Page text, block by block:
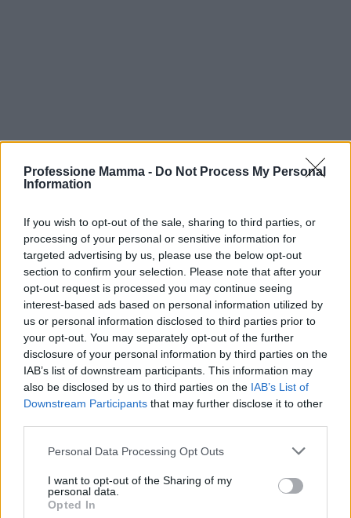
Professione Mamma - Do Not Process My Personal
Information
If you wish to opt-out of the sale, sharing to third parties, or
processing of your personal or sensitive information for
targeted advertising by us, please use the below opt-out
section to confirm your selection. Please note that after your
opt-out request is processed you may continue seeing
interest-based ads based on personal information utilized by
us or personal information disclosed to third parties prior to
your opt-out. You may separately opt-out of the further
disclosure of your personal information by third parties on the
IAB’s list of downstream participants. This information may
also be disclosed by us to third parties on the IAB’s List of
Downstream Participants that may further disclose it to other
Please note that this website/app uses one or more Google
not limited to your visit or usage behaviour. You may click to
grant or deny consent to Google and its third-party tags to
use your data for below specified purposes in below Google
Personal Data Processing Opt Outs
I want to opt-out of the Sharing of my
personal data.
Opted In
Eccezioni, segnali d’allarme e casi
particolari
Non tutti i contenuti sono verificabili nello stesso
modo: le testimonianze personali raccontano
esperienzenon necessariamente fatti generali. I
segnali d’allarme includono titoli iperbolici, assenza
difontiinviti a condividere in fretta e promesse di
rivelazioni “che nessuno dice”. Quando il tema è
tecnico, cercare competenze pertinenti
(curriculum, pubblicazioni, responsabilità
professionali) e distinguere lacompetenza
mancata correzione.